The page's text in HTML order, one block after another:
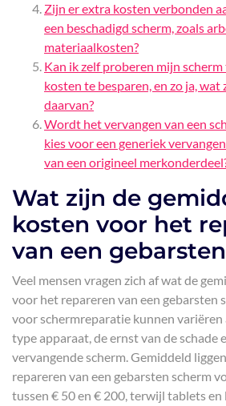
Zijn er extra kosten verbonden
een beschadigd scherm, zoals
materiaalkosten?
Kan ik zelf proberen mijn
kosten te besparen, en zo ja, wat
daarvan?
Wordt het vervangen van een
kies voor een generiek
van een origineel
Wat zijn de
kosten voor het
van een
Veel mensen vragen zich af wat de
voor het repareren van een gebarsten
voor schermreparatie kunnen
type apparaat, de ernst van de schade
vervangende scherm. Gemiddeld
repareren van een gebarsten scherm
tussen € 50 en € 200, terwijl tablets